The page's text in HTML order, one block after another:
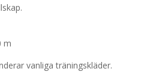
m
vanliga träningskläder.